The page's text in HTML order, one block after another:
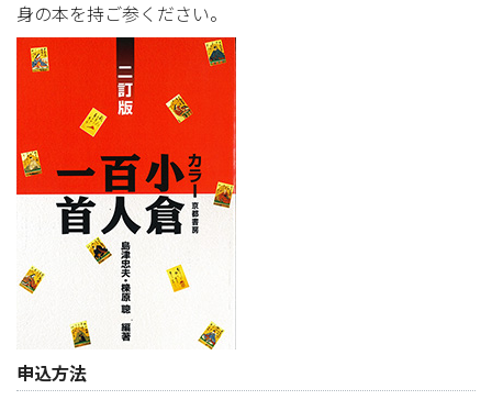
身の本を持ご参ください。
申込方法